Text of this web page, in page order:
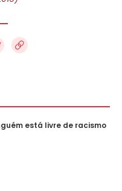
está livre de racismo